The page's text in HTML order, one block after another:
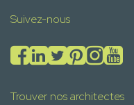
Suivez-nous
Trouver nos architectes